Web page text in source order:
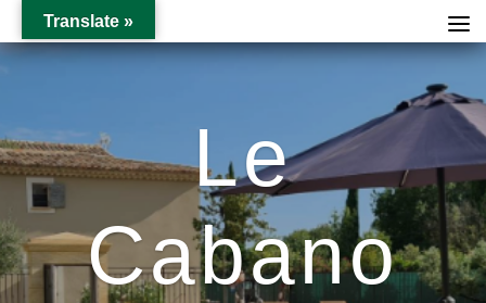
Le
Cabano
Translate »